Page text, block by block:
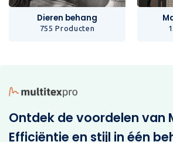
Dieren behang
755 Producten
Ontdek de voordelen van
Efficiëntie en stijl in één